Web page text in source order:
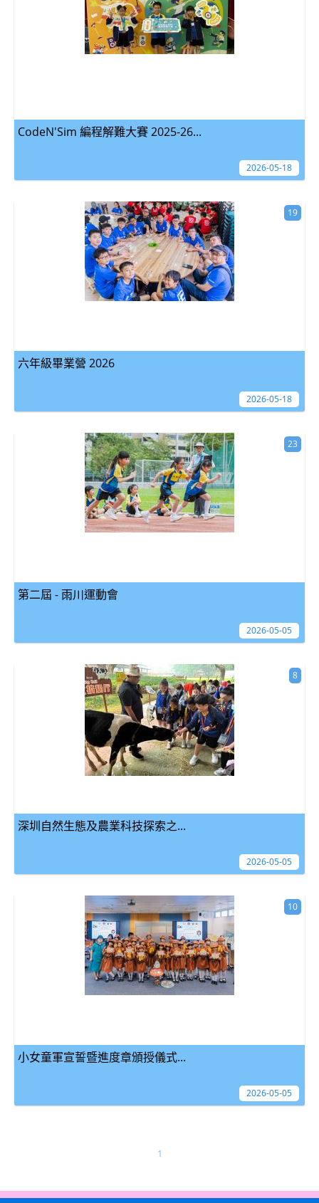
CodeN'Sim 編程解難大賽 2025-26...
2026-05-18
六年級畢業營 2026
19
2026-05-18
第二屆 - 雨川運動會
23
2026-05-05
深圳自然生態及農業科技探索之...
8
2026-05-05
小女童軍宣誓暨進度章頒授儀式...
10
2026-05-05
1